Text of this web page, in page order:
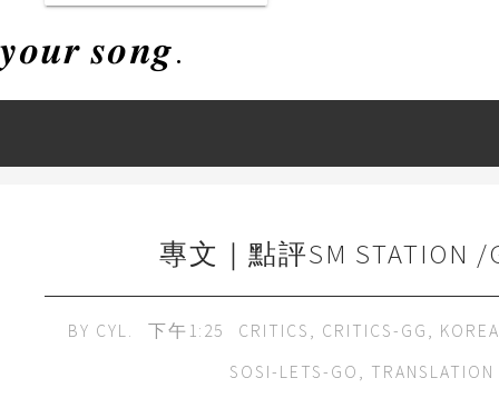
𝒚𝒐𝒖𝒓 𝒔𝒐𝒏𝒈.
專文｜點評SM STATION /
BY CYL. 下午1:25 CRITICS , CRITICS-GG ,
SOSI-LETS-GO , TRANSLATION